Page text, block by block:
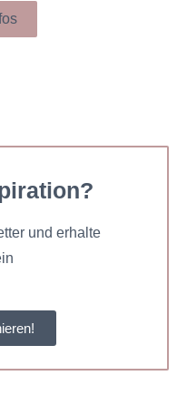
und erhalte